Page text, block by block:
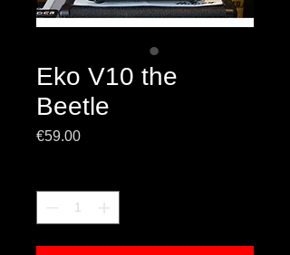
Eko V10 the
Beetle
€59.00Prezzo